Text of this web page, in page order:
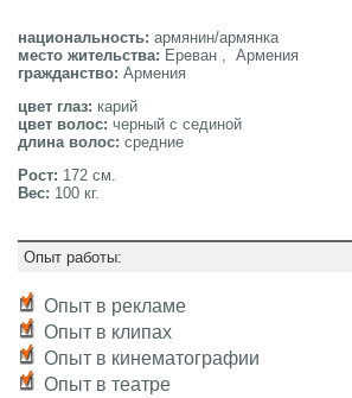
национальность: армянин/армянка
место жительства: Ереван , Армения
гражданство: Армения
цвет глаз: карий
цвет волос: черный с сединой
длина волос: средние
Рост: 172 см.
Вес: 100 кг.
Опыт работы:
Опыт в рекламе
Опыт в клипах
Опыт в кинематографии
Опыт в театре